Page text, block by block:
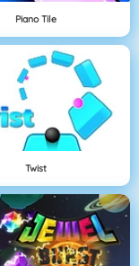
Piano Tile
Twist